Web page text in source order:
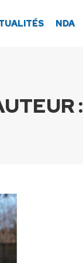
NDA
: